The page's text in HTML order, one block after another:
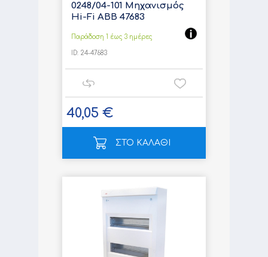
0248/04-101 Μηχανισμός
Ηi-Fi ABB 47683
Παράδοση 1 έως 3 ημέρες
ID: 24-47683
40,05 €
ΣΤΟ ΚΑΛΑΘΙ